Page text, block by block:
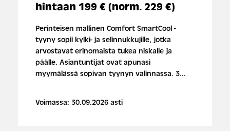
hintaan 199 € (norm. 229 €)
Perinteisen mallinen Comfort SmartCool -
tyyny sopii kylki- ja selinnukkujille, jotka
arvostavat erinomaista tukea niskalle ja
päälle. Asiantuntijat ovat apunasi
myymälässä sopivan tyynyn valinnassa. 3...
Voimassa: 30.09.2026 asti